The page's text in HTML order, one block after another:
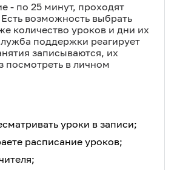
- по 25 минут, проходят
возможность выбрать
количество уроков и дни их
поддержки реагирует
записываются, их
посмотреть в личном
уроки в записи;
расписание уроков;